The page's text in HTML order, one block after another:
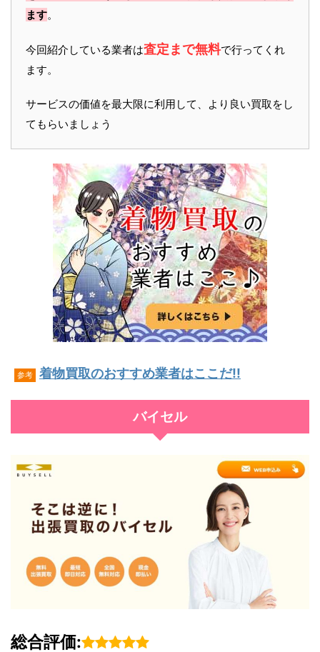
ます。
今回紹介している業者は査定まで無料で行ってくれ
ます。
サービスの価値を最大限に利用して、より良い買取をし
てもらいましょう
参考 着物買取のおすすめ業者はここだ!!
バイセル
総合評価: